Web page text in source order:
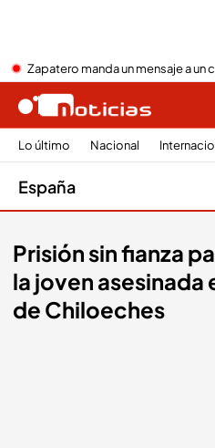
Zapatero manda un mensaje a un
Lo último Nacional
España
Prisión sin fianza
la joven asesinada
de Chiloeches